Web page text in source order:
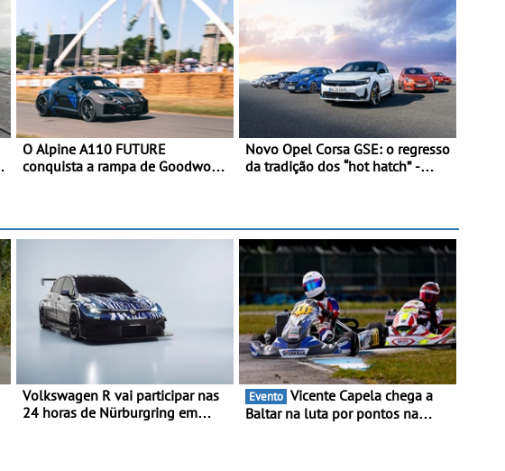
O Alpine A110 FUTURE
conquista a rampa de Goodwood
FUTURE fez a sua estreia
Novo Opel Corsa GSE: o regresso
da tradição dos “hot hatch” -
Volkswagen R vai participar nas
24 horas de Nürburgring em
Evento
Baltar na luta por pontos na